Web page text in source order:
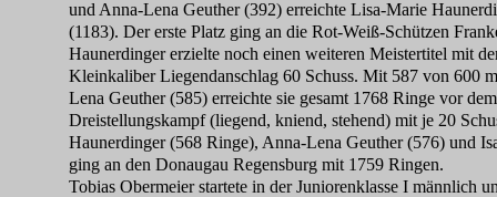
und Anna-Lena Geuther (392) erreichte Lisa-Marie
(1183). Der erste Platz ging an die Rot-Weiß-Schützen
Haunerdinger erzielte noch einen weiteren Meistertitel mit
Kleinkaliber Liegendanschlag 60 Schuss. Mit 587 von 600
Lena Geuther (585) erreichte sie gesamt 1768 Ringe vor
Dreistellungskampf (liegend, kniend, stehend) mit je 20
Haunerdinger (568 Ringe), Anna-Lena Geuther (576) und
ging an den Donaugau Regensburg mit 1759 Ringen.
Tobias Obermeier startete in der Juniorenklasse I männlich